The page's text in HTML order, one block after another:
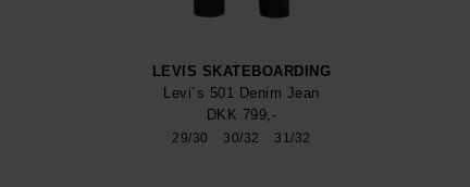
LEVIS SKATEBOARDING
Levi´s 501 Denim Jean
DKK 799,-
29/30 30/32 31/32